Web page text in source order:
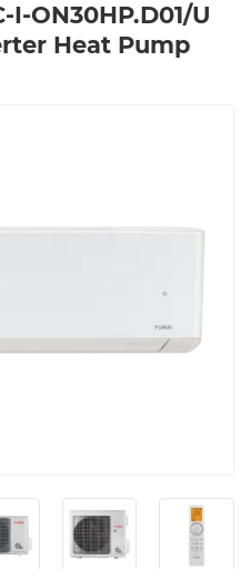
I-ON30HP.D01/U
Heat Pump